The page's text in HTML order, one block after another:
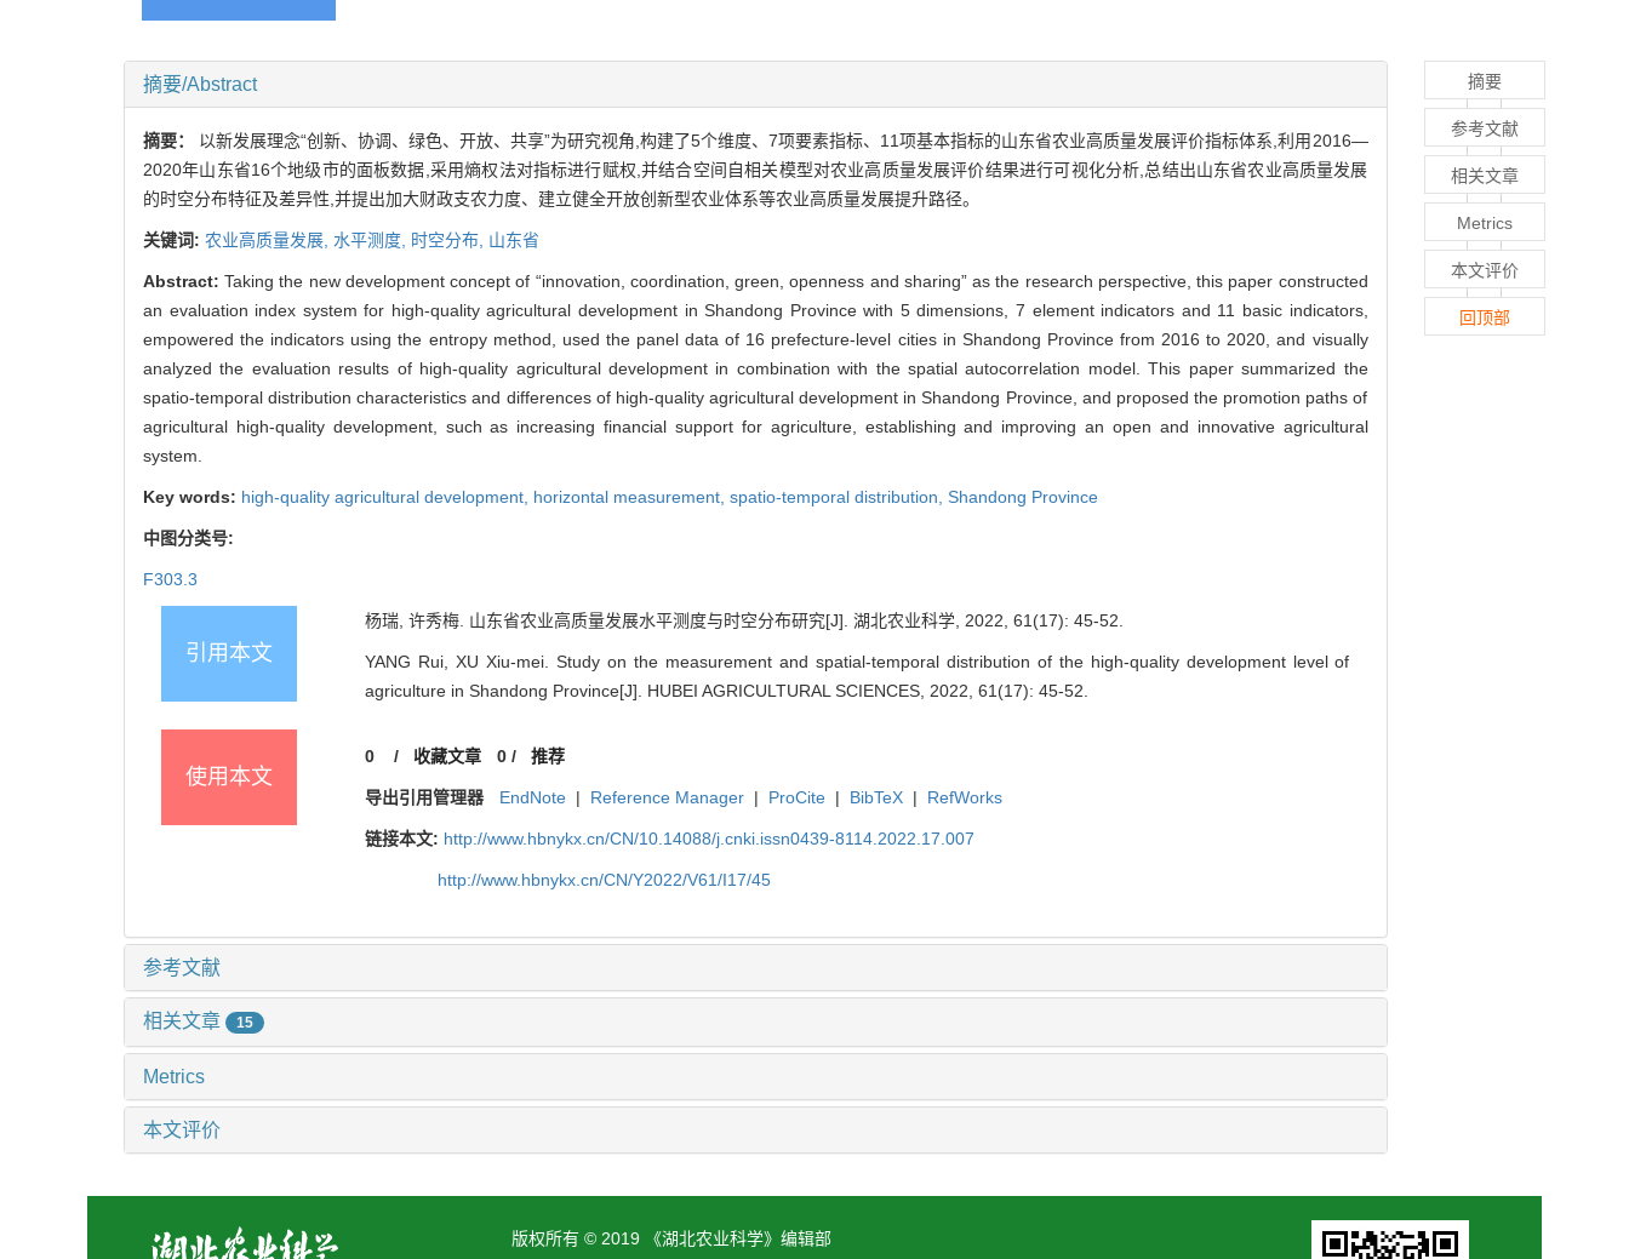
摘要/Abstract
摘要： 以新发展理念“创新、协调、绿色、开放、共享”为研究视角,构建了5个维度、7项要素指标、11项基本指标的山东省农业高质量发展评价指标体系,利用2016—
2020年山东省16个地级市的面板数据,采用熵权法对指标进行赋权,并结合空间自相关模型对农业高质量发展评价结果进行可视化分析,总结出山东省农业高质量发展
的时空分布特征及差异性,并提出加大财政支农力度、建立健全开放创新型农业体系等农业高质量发展提升路径。
关键词: 农业高质量发展, 水平测度, 时空分布, 山东省
Abstract:Taking the new development concept of “innovation, coordination, green, openness and sharing” as the research perspective, this paper constructed
an evaluation index system for high-quality agricultural development in Shandong Province with 5 dimensions, 7 element indicators and 11 basic indicators,
empowered the indicators using the entropy method, used the panel data of 16 prefecture-level cities in Shandong Province from 2016 to 2020, and visually
analyzed the evaluation results of high-quality agricultural development in combination with the spatial autocorrelation model. This paper summarized the
spatio-temporal distribution characteristics and differences of high-quality agricultural development in Shandong Province, and proposed the promotion paths of
agricultural high-quality development, such as increasing financial support for agriculture, establishing and improving an open and innovative agricultural
system.
Key words: high-quality agricultural development, horizontal measurement, spatio-temporal distribution, Shandong Province
中图分类号:
F303.3
引用本文
杨瑞, 许秀梅. 山东省农业高质量发展水平测度与时空分布研究[J]. 湖北农业科学, 2022, 61(17): 45-52.
YANG Rui, XU Xiu-mei. Study on the measurement and spatial-temporal distribution of the high-quality development level of
agriculture in Shandong Province[J]. HUBEI AGRICULTURAL SCIENCES, 2022, 61(17): 45-52.
使用本文
0 / 收藏文章 0/ 推荐
导出引用管理器 EndNote | Reference Manager | ProCite | BibTeX | RefWorks
链接本文: http://www.hbnykx.cn/CN/10.14088/j.cnki.issn0439-8114.2022.17.007
http://www.hbnykx.cn/CN/Y2022/V61/I17/45
参考文献
相关文章 15
Metrics
本文评价
摘要
参考文献
相关文章
Metrics
本文评价
回顶部
版权所有 © 2019 《湖北农业科学》编辑部